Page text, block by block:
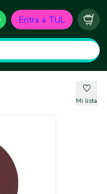
Entra a TUL
Mi lista